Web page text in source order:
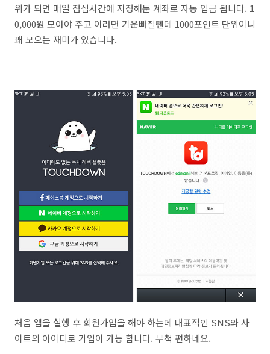
위가 되면 매일 점심시간에 지정해둔 계좌로 자동 입금 됩니다. 1
0,000원 모아야 주고 이러면 기운빠질텐데 1000포인트 단위이니
꽤 모으는 재미가 있습니다.
처음 앱을 실행 후 회원가입을 해야 하는데 대표적인 SNS와 사
이트의 아이디로 가입이 가능 합니다. 무척 편하네요.